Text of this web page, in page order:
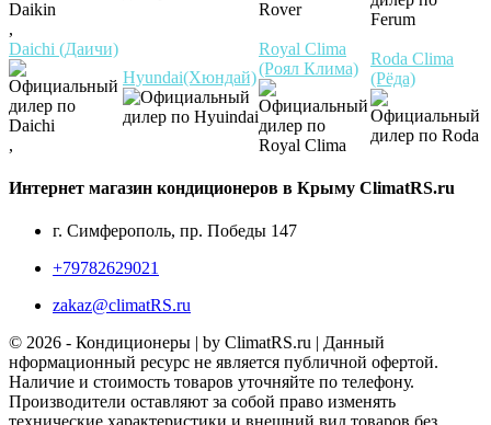
,
Daichi (Даичи)
,
Hyundai(Хюндай)
Royal Clima
(Роял Клима)
Roda Clima
(Рёда)
Интернет магазин кондиционеров в Крыму ClimatRS.ru
г. Симферополь, пр. Победы 147
+79782629021
zakaz@climatRS.ru
© 2026 - Кондиционеры | by ClimatRS.ru | Данный
нформационный ресурс не является публичной офертой.
Наличие и стоимость товаров уточняйте по телефону.
Производители оставляют за собой право изменять